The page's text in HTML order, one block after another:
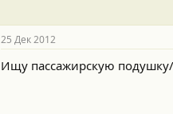
25 Дек 2012
Ищу пассажирскую